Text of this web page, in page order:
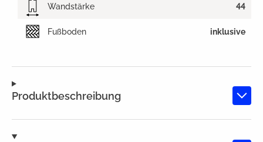
Produktbeschreibung
Wandstärke 44
Fußboden inklusive